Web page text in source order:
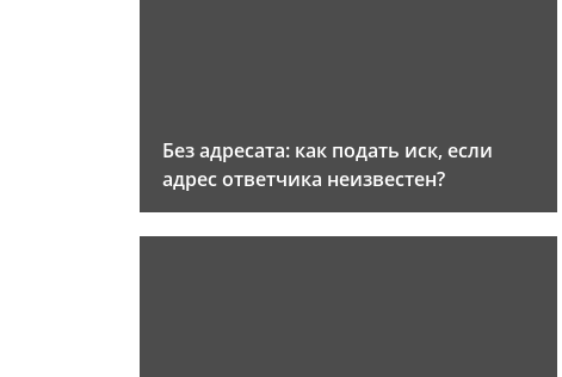
Без адресата: как подать иск, если
адрес ответчика неизвестен?